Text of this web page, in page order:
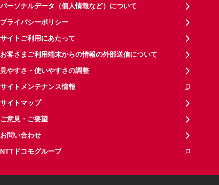
パーソナルデータ（個人情報など）について
プライバシーポリシー
サイトご利用にあたって
お客さまご利用端末からの情報の外部送信について
見やすさ・使いやすさの調整
サイトメンテナンス情報
サイトマップ
ご意見・ご要望
お問い合わせ
NTTドコモグループ